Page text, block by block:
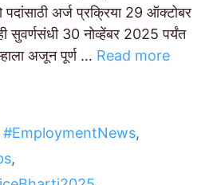
पदांसाठी अर्ज प्रक्रिया 29 ऑक्टोबर
सुवर्णसंधी 30 नोव्हेंबर 2025 पर्यंत
अजून पूर्ण … Read more
#EmploymentNews,
,